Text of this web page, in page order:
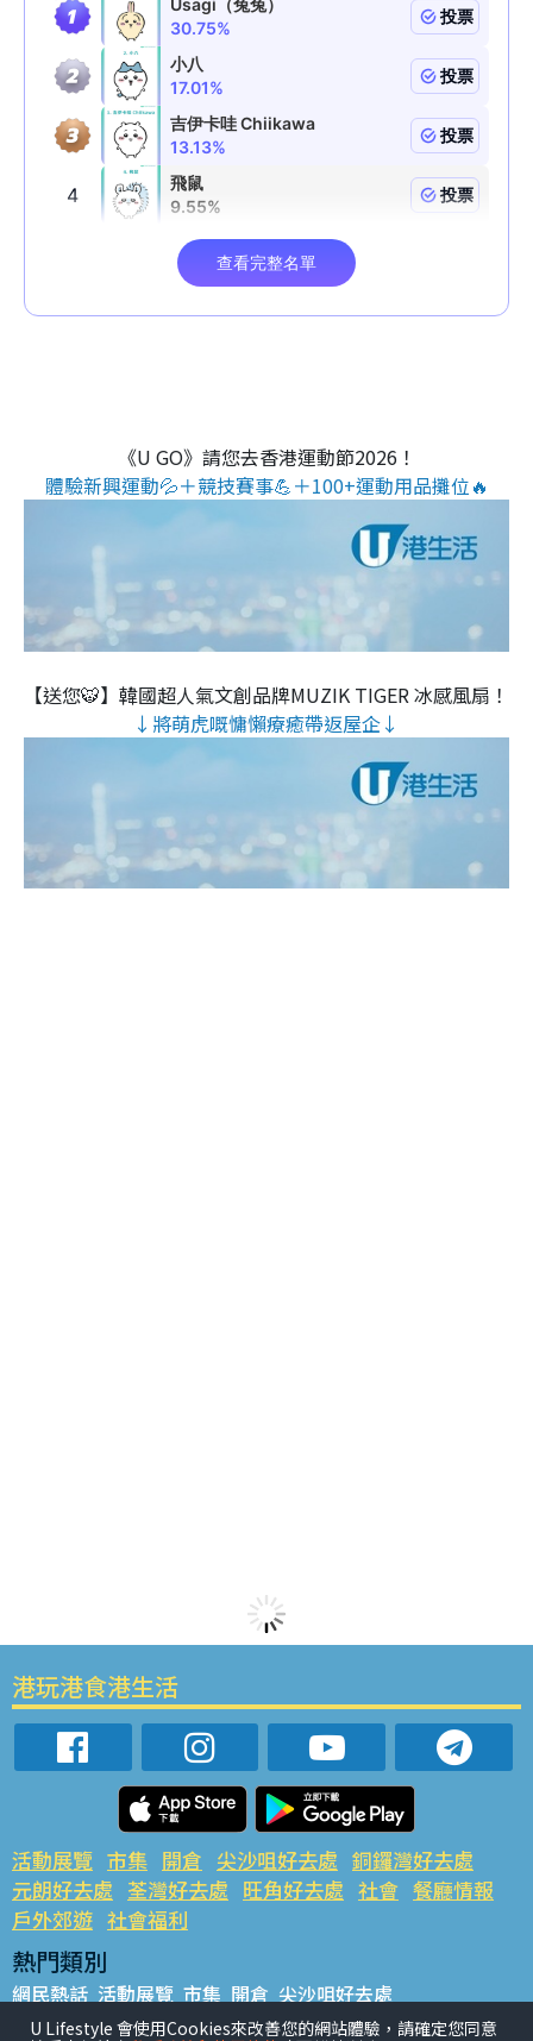
《U GO》請您去香港運動節2026！
體驗新興運動💦＋競技賽事💪＋100+運動用品攤位🔥
【送您🐯】韓國超人氣文創品牌MUZIK TIGER 冰感風扇！
↓將萌虎嘅慵懶療癒帶返屋企↓
港玩港食港生活
活動展覽 市集 開倉 尖沙咀好去處 銅鑼灣好去處
元朗好去處 荃灣好去處 旺角好去處 社會 餐廳情報
戶外郊遊 社會福利
熱門類別
網民熱話 活動展覽 市集 開倉 尖沙咀好去處
銅鑼灣好去處 元朗好去處 荃灣好去處 旺角好去處 社會
U Lifestyle 會使用Cookies來改善您的網站體驗，請確定您同意